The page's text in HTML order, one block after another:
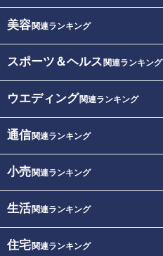
美容関連ランキング
スポーツ＆ヘルス 関連ランキング
ウエディング関連ランキング
通信関連ランキング
小売関連ランキング
生活関連ランキング
住宅関連ランキング